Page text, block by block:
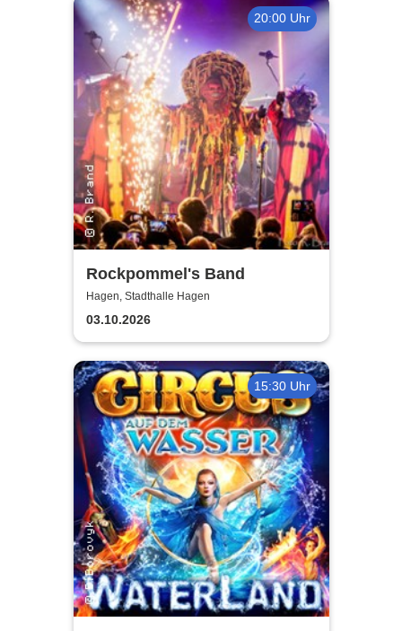
20:00 Uhr
Rockpommel's Band
Hagen, Stadthalle Hagen
03.10.2026
15:30 Uhr